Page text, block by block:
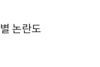
논란도